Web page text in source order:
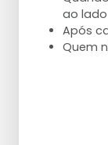
ao
Após
Quem